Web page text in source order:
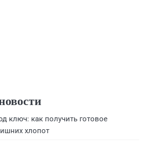
ключ: как получить готовое
хлопот